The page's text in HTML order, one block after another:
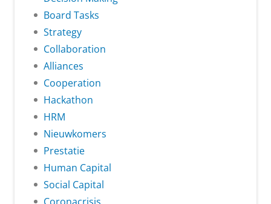
Board Tasks
Strategy
Collaboration
Alliances
Cooperation
Hackathon
HRM
Nieuwkomers
Prestatie
Human Capital
Social Capital